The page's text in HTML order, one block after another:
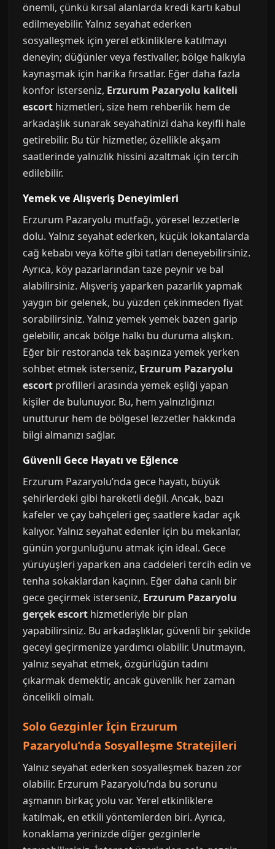
önemli, çünkü kırsal alanlarda kredi kartı kabul
edilmeyebilir. Yalnız seyahat ederken
sosyalleşmek için yerel etkinliklere katılmayı
deneyin; düğünler veya festivaller, bölge halkıyla
kaynaşmak için harika fırsatlar. Eğer daha fazla
konfor isterseniz, Erzurum Pazaryolu kaliteli
escort hizmetleri, size hem rehberlik hem de
arkadaşlık sunarak seyahatinizi daha keyifli hale
getirebilir. Bu tür hizmetler, özellikle akşam
saatlerinde yalnızlık hissini azaltmak için tercih
edilebilir.
Yemek ve Alışveriş Deneyimleri
Erzurum Pazaryolu mutfağı, yöresel lezzetlerle
dolu. Yalnız seyahat ederken, küçük lokantalarda
cağ kebabı veya köfte gibi tatları deneyebilirsiniz.
Ayrıca, köy pazarlarından taze peynir ve bal
alabilirsiniz. Alışveriş yaparken pazarlık yapmak
yaygın bir gelenek, bu yüzden çekinmeden fiyat
sorabilirsiniz. Yalnız yemek yemek bazen garip
gelebilir, ancak bölge halkı bu duruma alışkın.
Eğer bir restoranda tek başınıza yemek yerken
sohbet etmek isterseniz, Erzurum Pazaryolu
escort profilleri arasında yemek eşliği yapan
kişiler de bulunuyor. Bu, hem yalnızlığınızı
unutturur hem de bölgesel lezzetler hakkında
bilgi almanızı sağlar.
Güvenli Gece Hayatı ve Eğlence
Erzurum Pazaryolu’nda gece hayatı, büyük
şehirlerdeki gibi hareketli değil. Ancak, bazı
kafeler ve çay bahçeleri geç saatlere kadar açık
kalıyor. Yalnız seyahat edenler için bu mekanlar,
günün yorgunluğunu atmak için ideal. Gece
yürüyüşleri yaparken ana caddeleri tercih edin ve
tenha sokaklardan kaçının. Eğer daha canlı bir
gece geçirmek isterseniz, Erzurum Pazaryolu
gerçek escort hizmetleriyle bir plan
yapabilirsiniz. Bu arkadaşlıklar, güvenli bir şekilde
geceyi geçirmenize yardımcı olabilir. Unutmayın,
yalnız seyahat etmek, özgürlüğün tadını
çıkarmak demektir, ancak güvenlik her zaman
öncelikli olmalı.
Solo Gezginler İçin Erzurum
Pazaryolu’nda Sosyalleşme Stratejileri
Yalnız seyahat ederken sosyalleşmek bazen zor
olabilir. Erzurum Pazaryolu’nda bu sorunu
aşmanın birkaç yolu var. Yerel etkinliklere
katılmak, en etkili yöntemlerden biri. Ayrıca,
konaklama yerinizde diğer gezginlerle